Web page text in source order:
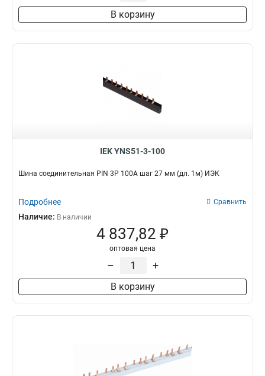
В корзину
IEK YNS51-3-100
Шина соединительная PIN 3Р 100А шаг 27 мм (дл. 1м) ИЭК
Подробнее Сравнить
Наличие: В наличии
4 837,82 ₽
оптовая цена
– +
В корзину